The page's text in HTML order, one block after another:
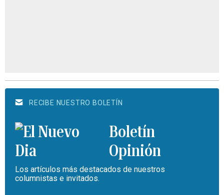
RECIBE NUESTRO BOLETÍN
Boletín
Opinión
Los artículos más destacados de nuestros
columnistas e invitados.